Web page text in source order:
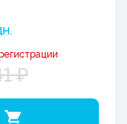
₽